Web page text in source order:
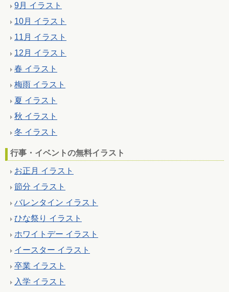
9月 イラスト
10月 イラスト
11月 イラスト
12月 イラスト
春 イラスト
梅雨 イラスト
夏 イラスト
秋 イラスト
冬 イラスト
行事・イベントの無料イラスト
お正月 イラスト
節分 イラスト
バレンタイン イラスト
ひな祭り イラスト
ホワイトデー イラスト
イースター イラスト
卒業 イラスト
入学 イラスト